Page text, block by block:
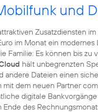
und
Zusatzdiensten
im Monat ein
Familie: Es können bis zu
hält unbegrenzten
andere Dateien einen
mit dem neuen Partner
digitale
des